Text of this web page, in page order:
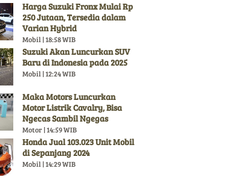
Harga Suzuki Fronx Mulai Rp
250 Jutaan, Tersedia dalam
Varian Hybrid
Mobil | 18:58 WIB
Suzuki Akan Luncurkan SUV
Baru di Indonesia pada 2025
Mobil | 12:24 WIB
Maka Motors Luncurkan
Motor Listrik Cavalry, Bisa
Ngecas Sambil Ngegas
Motor | 14:59 WIB
Honda Jual 103.023 Unit Mobil
di Sepanjang 2024
Mobil | 14:29 WIB